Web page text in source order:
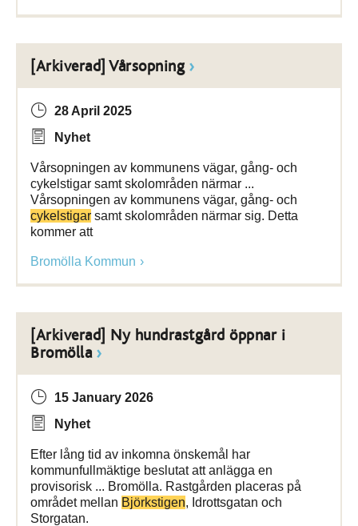
[Arkiverad] Vårsopning
28 April 2025
Nyhet
Vårsopningen av kommunens vägar, gång- och
cykelstigar samt skolområden närmar ...
Vårsopningen av kommunens vägar, gång- och
cykelstigar samt skolområden närmar sig. Detta
kommer att
Bromölla Kommun
[Arkiverad] Ny hundrastgård öppnar i
Bromölla
15 January 2026
Nyhet
Efter lång tid av inkomna önskemål har
kommunfullmäktige beslutat att anlägga en
provisorisk ... Bromölla. Rastgården placeras på
området mellan Björkstigen, Idrottsgatan och
Storgatan.